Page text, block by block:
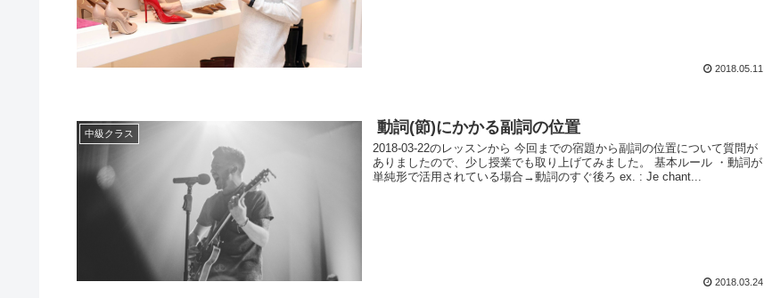
2018.05.11
中級クラス 動詞(節)にかかる副詞の位置
2018-03-22のレッスンから 今回までの宿題から副詞の位置について質問が
ありましたので、少し授業でも取り上げてみました。 基本ルール ・動詞が
単純形で活用されている場合→動詞のすぐ後ろ ex. : Je chant...
2018.03.24